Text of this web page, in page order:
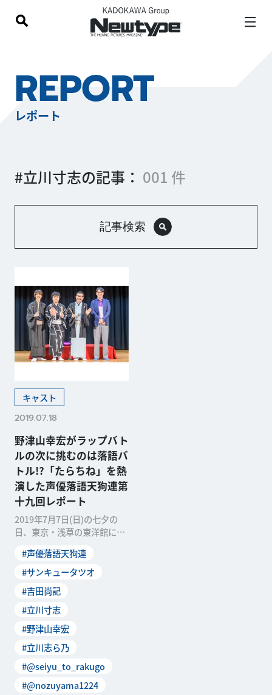
REPORT
レポート
#立川寸志の記事： 001 件
記事検索
キャスト
2019.07.18
野津山幸宏がラップバト
ルの次に挑むのは落語バ
トル!?「たらちね」を熱
演した声優落語天狗連第
十九回レポート
2019年7月7日(日)の七夕の
日、東京・浅草の東洋館にて
が開催されまし
#声優落語天狗連
#サンキュータツオ
#吉田尚記
#立川寸志
#野津山幸宏
#立川志ら乃
#@seiyu_to_rakugo
#@nozuyama1224